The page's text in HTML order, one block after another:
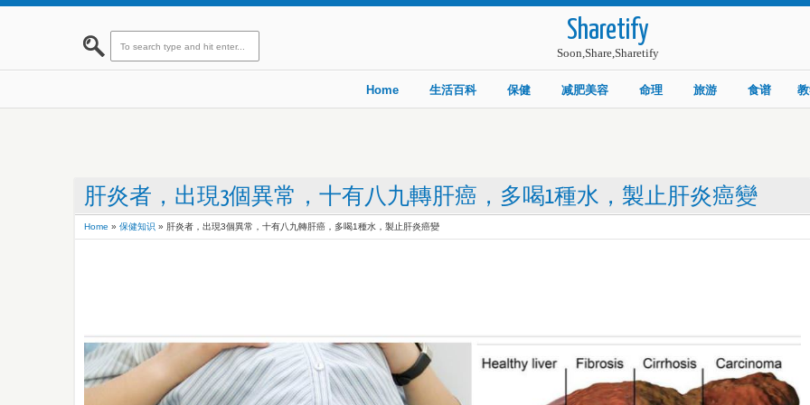
Sharetify
Soon,Share,Sharetify
Home 生活百科 保健 减肥美容 命理 旅游 食谱
肝炎者，出現3個異常，十有八九轉肝癌，多喝1種水，製止肝炎癌變
Home » 保健知识 » 肝炎者，出現3個異常，十有八九轉肝癌，多喝1種水，製止肝炎癌變